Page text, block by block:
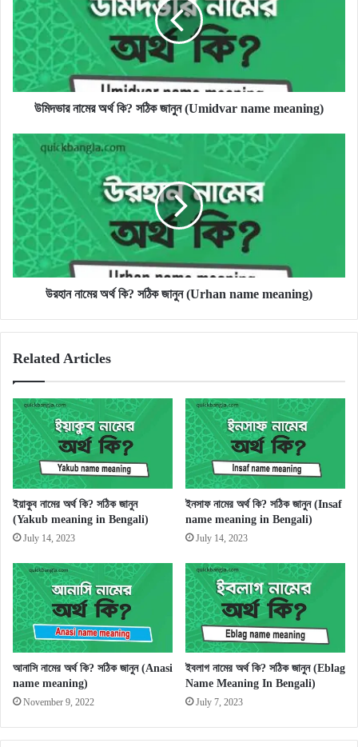
সঠিক
জানুন
(Umidvar
name
meaning)
উমিদভার নামের অর্থ কি? সঠিক জানুন (Umidvar name meaning)
উরহান
নামের
অর্থ
সঠিক
জানুন
(Urhan
name
meaning)
উরহান নামের অর্থ কি? সঠিক জানুন (Urhan name meaning)
Related Articles
ইয়াকুব নামের অর্থ কি? সঠিক জানুন
(Yakub meaning in Bengali)
July 14, 2023
ইনসাফ নামের অর্থ কি? সঠিক জানুন (Insaf
name meaning in Bengali)
July 14, 2023
আনাসি নামের অর্থ কি? সঠিক জানুন (Anasi
name meaning)
November 9, 2022
ইবলাগ নামের অর্থ কি? সঠিক জানুন (Eblag
Name Meaning In Bengali)
July 7, 2023